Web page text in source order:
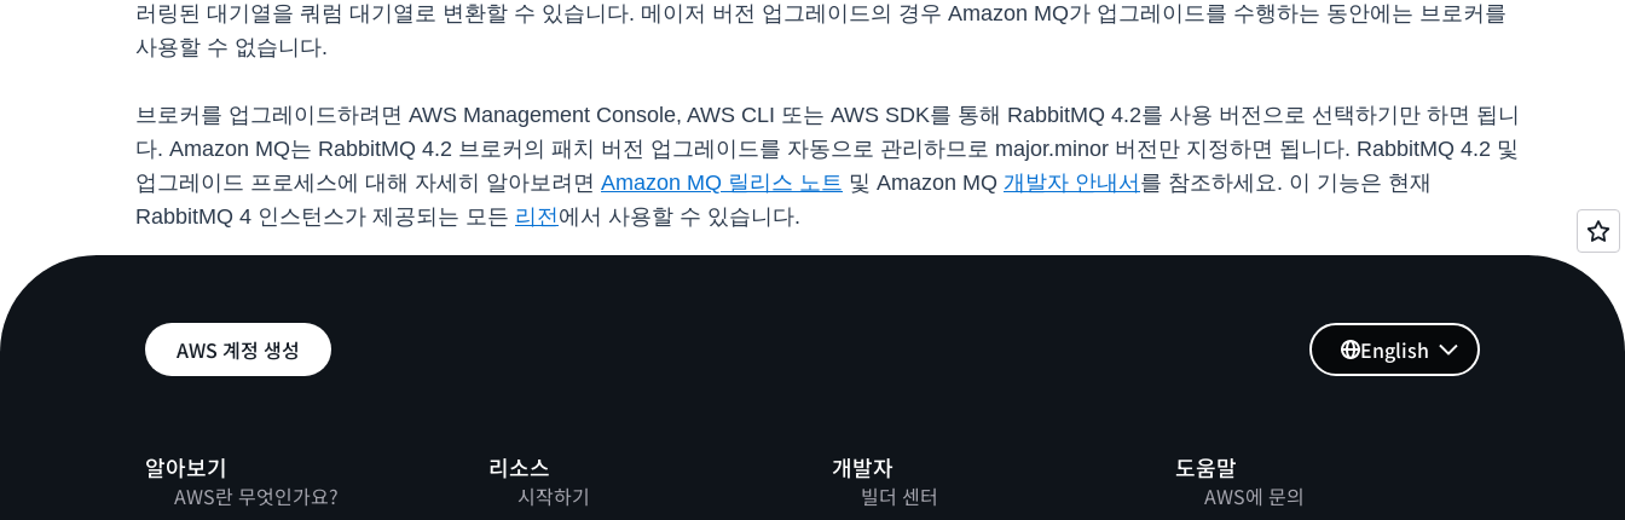
러링된 대기열을 쿼럼 대기열로 변환할 수 있습니다. 메이저 버전 업그레이드의 경우 Amazon MQ가 업그레이드를 수행하는 동안에는 브로커를
사용할 수 없습니다.
브로커를 업그레이드하려면 AWS Management Console, AWS CLI 또는 AWS SDK를 통해 RabbitMQ 4.2를 사용 버전으로 선택하기만 하면 됩니
다. Amazon MQ는 RabbitMQ 4.2 브로커의 패치 버전 업그레이드를 자동으로 관리하므로 major.minor 버전만 지정하면 됩니다. RabbitMQ 4.2 및
업그레이드 프로세스에 대해 자세히 알아보려면 Amazon MQ 릴리스 노트 및 Amazon MQ 개발자 안내서 를 참조하세요. 이 기능은 현재
RabbitMQ 4 인스턴스가 제공되는 모든 리전에서 사용할 수 있습니다.
AWS 계정 생성
알아보기
AWS란 무엇인가요?
리소스
시작하기
개발자
빌더 센터
도움말
AWS에 문의
English